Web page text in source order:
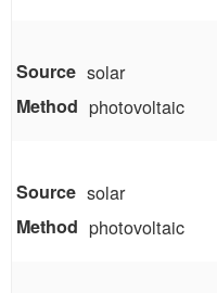
solar
photovoltaic
solar
photovoltaic